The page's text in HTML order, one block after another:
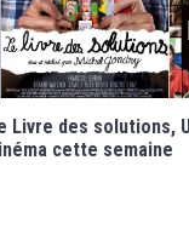
Livre des solutions,
cette semaine